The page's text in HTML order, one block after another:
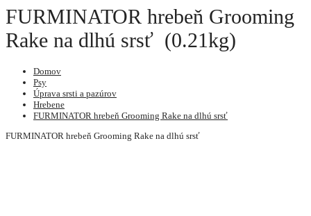
FURMINATOR hrebeň Grooming
Rake na dlhú srsť (0.21kg)
Domov
Psy
Úprava srsti a pazúrov
Hrebene
FURMINATOR hrebeň Grooming Rake na dlhú srsť
FURMINATOR hrebeň Grooming Rake na dlhú srsť